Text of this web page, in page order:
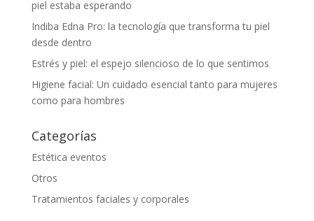
piel estaba esperando
Indiba Edna Pro: la tecnología que transforma tu piel
desde dentro
Estrés y piel: el espejo silencioso de lo que sentimos
Higiene facial: Un cuidado esencial tanto para mujeres
como para hombres
Categorías
Estética eventos
Otros
Tratamientos faciales y corporales